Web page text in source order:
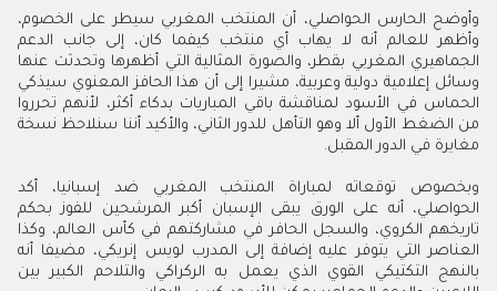
وأوضح الحارس الحواصلي، أن المنتخب المغربي سيطر على الخصوم،
وأظهر للعالم أنه لا يهاب أي منتخب كيفما كان، إلى جانب الدعم
الجماهيري المغربي بقطر، والصورة المثالية التي أظهرها وتحدثت عنها
وسائل إعلامية دولية وعربية، مشيرا إلى أن هذا الحافز المعنوي سيذكي
الحماس في الأسود لمناقشة باقي المباريات بدكاء أكثر، لأنهم تحرروا
من الضغط الأول ألا وهو التأهل للدور الثاني، والأكيد أننا سنلاحظ نسخة
مغايرة في الدور المقبل.
وبخصوص توقعاته لمباراة المنتخب المغربي ضد إسبانيا، أكد
الحواصلي، أنه على الورق يبقى الإسبان أكبر المرشحين للفوز بحكم
تاريخهم الكروي، والسجل الحافر في مشاركتهم في كأس العالم، وكذا
العناصر التي يتوفر عليه إضافة إلى المدرب لويس إنريكي، مضيفا أنه
بالنهج التكتيكي القوي الذي يعمل به الركراكي والتلاحم الكبير بين